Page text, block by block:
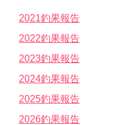
2021釣果報告
2022釣果報告
2023釣果報告
2024釣果報告
2025釣果報告
2026釣果報告